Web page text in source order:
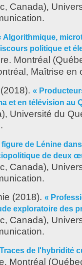
Canada),
Algorithmique,
politique et
Montréal
Maîtrise en
(2018). «
et en télévision au
Université du
figure de Lénine
de deux
Canada),
(2018). «
exploratoire des
Canada),
de l'hybridité
Montréal